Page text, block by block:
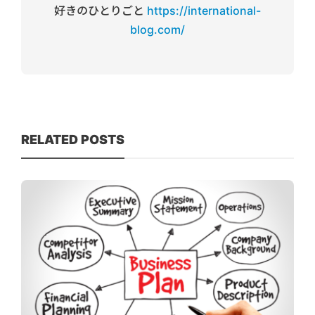
好きのひとりごと https://international-
blog.com/
RELATED POSTS